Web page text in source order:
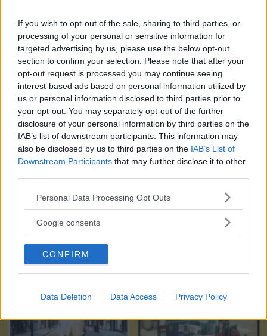
If you wish to opt-out of the sale, sharing to third parties, or
processing of your personal or sensitive information for
targeted advertising by us, please use the below opt-out
section to confirm your selection. Please note that after your
opt-out request is processed you may continue seeing
interest-based ads based on personal information utilized by
us or personal information disclosed to third parties prior to
your opt-out. You may separately opt-out of the further
disclosure of your personal information by third parties on the
IAB’s list of downstream participants. This information may
also be disclosed by us to third parties on the IAB’s List of
Downstream Participants that may further disclose it to other
Please note that this website/app uses one or more Google
not limited to your visit or usage behaviour. You may click to
use your data for below specified purposes in below Google
consent section.
Personal Data Processing Opt Outs
Google consents
CONFIRM
Data Deletion Data Access Privacy Policy
Dall'asilo all'università, la
tecnologia sta ridisegnando il
processo educativo
Il progresso tecnologico ha un andamento che si ripete
secondo criteri simili: c'è sempre un momento ben preciso
in cui un'innovazione smette di essere soltanto una
tendenza e diventa un pilastro della società.
REDAZIONE DIREDONNA